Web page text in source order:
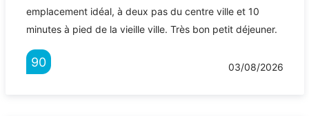
emplacement idéal, à deux pas du centre ville et 10
minutes à pied de la vieille ville. Très bon petit déjeuner.
90 03/08/2026